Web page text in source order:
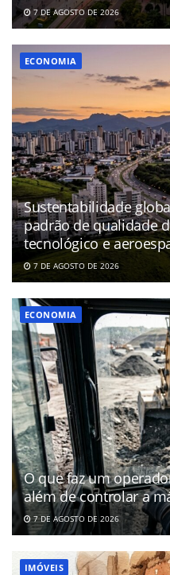
7 DE AGOSTO DE 2026
ECONOMIA
Sustentabilidade
padrão de qualidade
tecnológico e
7 DE AGOSTO DE 2026
ECONOMIA
O que faz um
além de controlar a
7 DE AGOSTO DE 2026
IMÓVEIS